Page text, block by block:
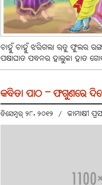
ଚାହୁଁ ଚାହୁଁ ଝରିଗଲା ଋତୁ ଫୁଲର
ପକ୍ଷାଘାତ ପବନର ହାଲୁକା ହାତ
କବିତା ପାଠ – ଫଗୁଣରେ
ଡିସେମ୍ବର୍ ୨୮, ୨୦୧୨ / କାମାକ୍ଷୀ